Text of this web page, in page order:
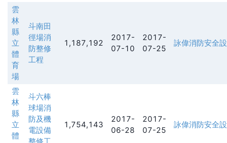
雲
林
縣
立
體
育
場
斗南田
徑場消
防整修
工程
1,187,192
2017-
07-10
2017-
07-25
詠偉消防安全
雲
林
縣
立
體
斗六棒
球場消
防及機
電設備
1,754,143
2017-
06-28
2017-
07-25
詠偉消防安全